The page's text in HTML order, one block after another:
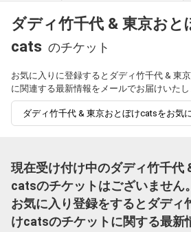
ダディ竹千代 & 東京おと
cats のチケット
お気に入りに登録するとダディ竹千代 & 東
に関連する最新情報をメールでお届けいたし
ダディ竹千代 & 東京おとぼけcatsをお気
現在受け付け中のダディ竹千代
catsのチケットはございません。
お気に入り登録をするとダディ
けcatsのチケットに関する最新